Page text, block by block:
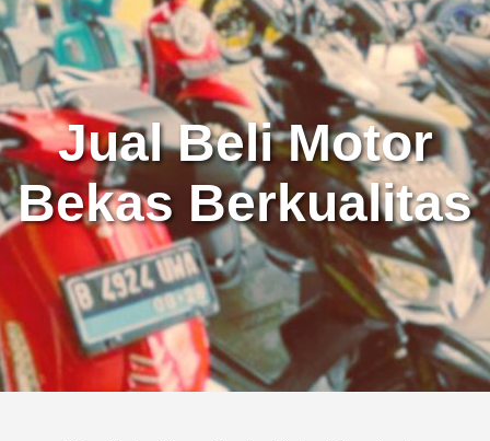
Jual Beli Motor
Bekas Berkualitas